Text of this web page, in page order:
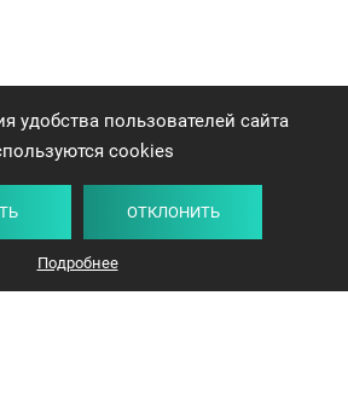
удобства пользователей сайта
cookies
ОТКЛОНИТЬ
Подробнее